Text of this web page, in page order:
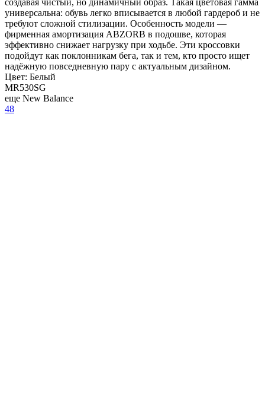
создавая чистый, но динамичный образ. Такая цветовая гамма
универсальна: обувь легко вписывается в любой гардероб и не
требуют сложной стилизации. Особенность модели —
фирменная амортизация ABZORB в подошве, которая
эффективно снижает нагрузку при ходьбе. Эти кроссовки
подойдут как поклонникам бега, так и тем, кто просто ищет
надёжную повседневную пару с актуальным дизайном.
Цвет: Белый
MR530SG
еще New Balance
48